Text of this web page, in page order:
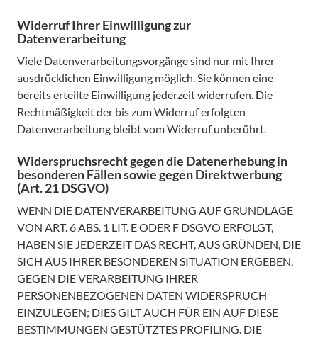
Widerruf Ihrer Einwilligung zur
Datenverarbeitung
Viele Datenverarbeitungsvorgänge sind nur mit Ihrer
ausdrücklichen Einwilligung möglich. Sie können eine
bereits erteilte Einwilligung jederzeit widerrufen. Die
Rechtmäßigkeit der bis zum Widerruf erfolgten
Datenverarbeitung bleibt vom Widerruf unberührt.
Widerspruchsrecht gegen die Datenerhebung in
besonderen Fällen sowie gegen Direktwerbung
(Art. 21 DSGVO)
WENN DIE DATENVERARBEITUNG AUF GRUNDLAGE
VON ART. 6 ABS. 1 LIT. E ODER F DSGVO ERFOLGT,
HABEN SIE JEDERZEIT DAS RECHT, AUS GRÜNDEN, DIE
SICH AUS IHRER BESONDEREN SITUATION ERGEBEN,
GEGEN DIE VERARBEITUNG IHRER
PERSONENBEZOGENEN DATEN WIDERSPRUCH
EINZULEGEN; DIES GILT AUCH FÜR EIN AUF DIESE
BESTIMMUNGEN GESTÜTZTES PROFILING. DIE